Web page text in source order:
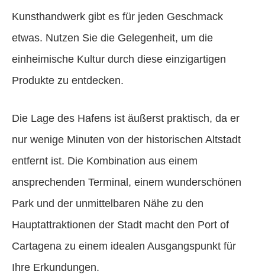
Kunsthandwerk gibt es für jeden Geschmack
etwas. Nutzen Sie die Gelegenheit, um die
einheimische Kultur durch diese einzigartigen
Produkte zu entdecken.
Die Lage des Hafens ist äußerst praktisch, da er
nur wenige Minuten von der historischen Altstadt
entfernt ist. Die Kombination aus einem
ansprechenden Terminal, einem wunderschönen
Park und der unmittelbaren Nähe zu den
Hauptattraktionen der Stadt macht den Port of
Cartagena zu einem idealen Ausgangspunkt für
Ihre Erkundungen.